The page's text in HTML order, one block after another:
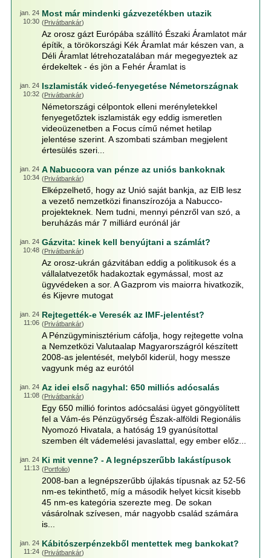
jan. 24
10:30
Most már mindenki gázvezetékben utazik
(Privátbankár)
Az orosz gázt Európába szállító Északi Áramlatot már
építik, a törökországi Kék Áramlat már készen van, a
Déli Áramlat létrehozatalában már megegyeztek az
érdekeltek - és jön a Fehér Áramlat is
jan. 24
10:32
Iszlamisták videó-fenyegetése Németországnak
(Privátbankár)
Németországi célpontok elleni merényletekkel
fenyegetőztek iszlamisták egy eddig ismeretlen
videoüzenetben a Focus című német hetilap
jelentése szerint. A szombati számban megjelent
értesülés szeri...
jan. 24
10:34
A Nabuccora van pénze az uniós bankoknak
(Privátbankár)
Elképzelhető, hogy az Unió saját bankja, az EIB lesz
a vezető nemzetközi finanszírozója a Nabucco-
projekteknek. Nem tudni, mennyi pénzről van szó, a
beruházás már 7 milliárd eurónál jár
jan. 24
10:48
Gázvita: kinek kell benyújtani a számlát?
(Privátbankár)
Az orosz-ukrán gázvitában eddig a politikusok és a
vállalatvezetők hadakoztak egymással, most az
ügyvédeken a sor. A Gazprom vis maiorra hivatkozik,
és Kijevre mutogat
jan. 24
11:06
Rejtegették-e Veresék az IMF-jelentést?
(Privátbankár)
A Pénzügyminisztérium cáfolja, hogy rejtegette volna
a Nemzetközi Valutaalap Magyarországról készített
2008-as jelentését, melyből kiderül, hogy messze
vagyunk még az eurótól
jan. 24
11:08
Az idei első nagyhal: 650 milliós adócsalás
(Privátbankár)
Egy 650 millió forintos adócsalási ügyet göngyölített
fel a Vám-és Pénzügyőrség Észak-alföldi Regionális
Nyomozó Hivatala, a hatóság 19 gyanúsítottal
szemben élt vádemelési javaslattal, egy ember előz...
jan. 24
11:13
Ki mit venne? - A legnépszerűbb lakástípusok
(Portfolio)
2008-ban a legnépszerűbb újlakás típusnak az 52-56
nm-es tekinthető, míg a második helyet kicsit kisebb
45 nm-es kategória szerezte meg. De sokan
vásárolnak szívesen, már nagyobb család számára
is...
jan. 24
11:24
Kábitószerpénzekből mentettek meg bankokat?
(Privátbankár)